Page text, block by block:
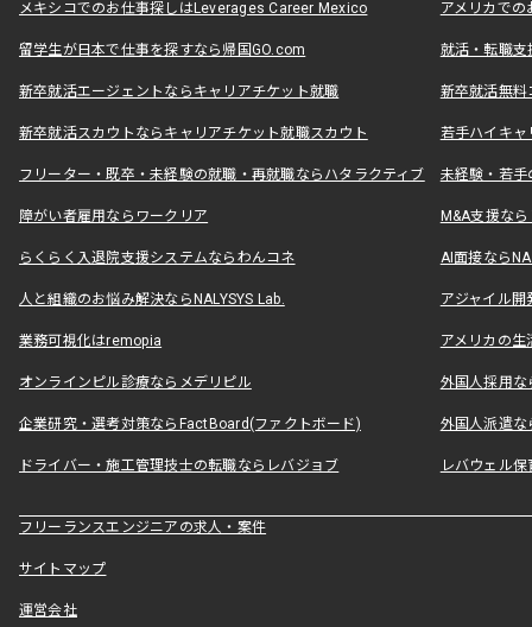
メキシコでのお仕事探しはLeverages Career Mexico アメリカで
留学生が日本で仕事を探すなら帰国GO.com 就活・転職
新卒就活エージェントならキャリアチケット就職 新卒就活無料
新卒就活スカウトならキャリアチケット就職スカウト 若手ハイキ
フリーター・既卒・未経験の就職・再就職ならハタラクティブ 未経験・若手
障がい者雇用ならワークリア M&A支援な
らくらく入退院支援システムならわんコネ AI面接なら
人と組織のお悩み解決ならNALYSYS Lab. アジャイル
業務可視化はremopia アメリカの
オンラインピル診療ならメデリピル 外国人採用
企業研究・選考対策ならFactBoard(ファクトボード) 外国人派遣な
ドライバー・施工管理技士の転職ならレバジョブ レバウェル
フリーランスエンジニアの求人・案件
サイトマップ
運営会社